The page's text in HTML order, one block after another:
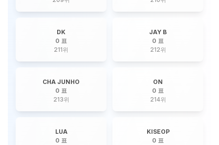
DK
0 표
211위
JAY B
0 표
212위
CHA JUNHO
0 표
213위
ON
0 표
214위
LUA
0 표
KISEOP
0 표